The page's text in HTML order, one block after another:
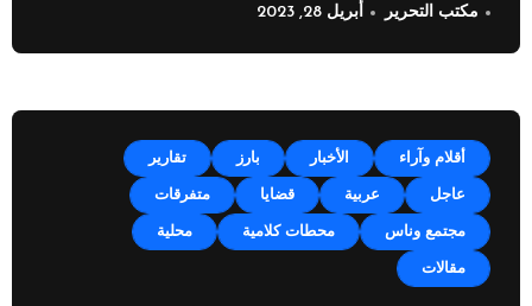
مكتب التحرير أبريل 28, 2023
أقلام وآراء الأخبار بارز تقارير
عاجل عربية قضايا متفرقات
مجتمع وناس محطات كلامية محلية
مقالات